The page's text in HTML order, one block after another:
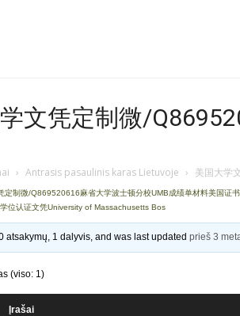
文凭定制微/
› Antrasis pasaulinis karas Lietuvoje › 美国大学
定制微/Q869520616麻省大学波士顿分校UMB成绩单材料美国证
位认证文凭University of Massachusetts Bos
atsakymų, 1 dalyvis, and was last updatedprieš 3
(viso: 1)
Įrašai